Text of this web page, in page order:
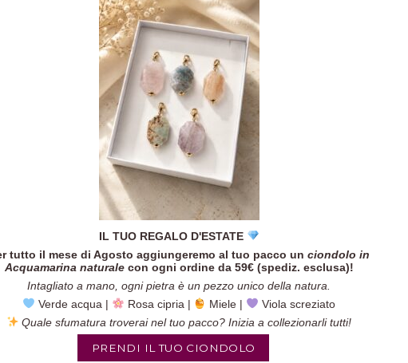
IL TUO REGALO D'ESTATE
tutto il mese di Agosto aggiungeremo al tuo pacco un ciondolo in
Acquamarina naturalecon ogni ordine da 59€ (spediz. esclusa)!
Intagliato a mano, ogni pietra è un pezzo unico della natura.
Verde acqua |
Rosa cipria | Miele |
Viola screziato
Quale sfumatura troverai nel tuo pacco? Inizia a collezionarli tutti!
PRENDI IL TUO CIONDOLO
Tutto okay sia nella
qualità dell'oggetto
acquistato sia nella
spedizione. Negozio
SI!
Categorie:Orecchini Orecchini con